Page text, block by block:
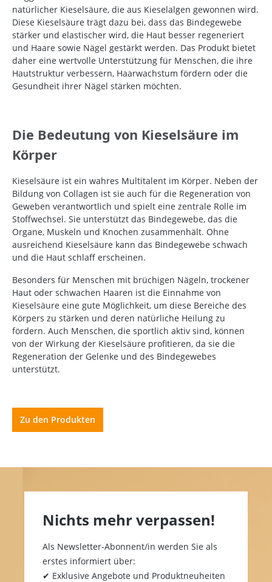
natürlicher Kieselsäure, die aus Kieselalgen gewonnen wird.
Diese Kieselsäure trägt dazu bei, dass das Bindegewebe
stärker und elastischer wird, die Haut besser regeneriert
und Haare sowie Nägel gestärkt werden. Das Produkt bietet
daher eine wertvolle Unterstützung für Menschen, die ihre
Hautstruktur verbessern, Haarwachstum fördern oder die
Gesundheit ihrer Nägel stärken möchten.
Die Bedeutung von Kieselsäure im
Körper
Kieselsäure ist ein wahres Multitalent im Körper. Neben der
Bildung von Collagen ist sie auch für die Regeneration von
Geweben verantwortlich und spielt eine zentrale Rolle im
Stoffwechsel. Sie unterstützt das Bindegewebe, das die
Organe, Muskeln und Knochen zusammenhält. Ohne
ausreichend Kieselsäure kann das Bindegewebe schwach
und die Haut schlaff erscheinen.
Besonders für Menschen mit brüchigen Nägeln, trockener
Haut oder schwachen Haaren ist die Einnahme von
Kieselsäure eine gute Möglichkeit, um diese Bereiche des
Körpers zu stärken und deren natürliche Heilung zu
fördern. Auch Menschen, die sportlich aktiv sind, können
von der Wirkung der Kieselsäure profitieren, da sie die
Regeneration der Gelenke und des Bindegewebes
unterstützt.
Zu den Produkten
Nichts mehr verpassen!
Als Newsletter-Abonnent/in werden Sie als
erstes informiert über:
✔ Exklusive Angebote und Produktneuheiten